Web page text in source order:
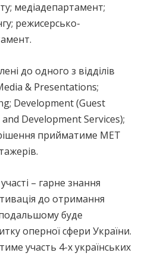
медіадепартамент;
режисерсько-
до одного з відділів
& Presentations;
Development (Guest
Development Services);
прийматиме МЕТ
– гарне знання
до отримання
буде
оперної сфери України.
участь 4-х українських